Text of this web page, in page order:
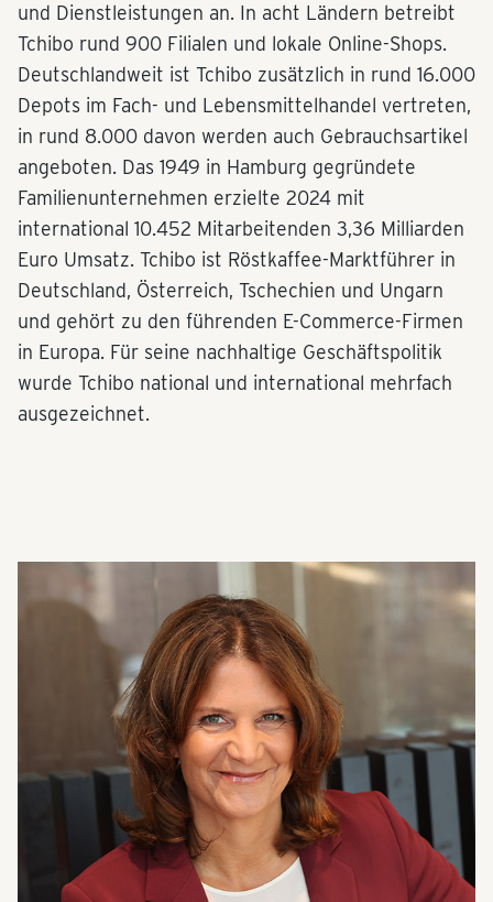
und Dienstleistungen an. In acht Ländern betreibt
Tchibo rund 900 Filialen und lokale Online-Shops.
Deutschlandweit ist Tchibo zusätzlich in rund 16.000
Depots im Fach- und Lebensmittelhandel vertreten,
in rund 8.000 davon werden auch Gebrauchsartikel
angeboten. Das 1949 in Hamburg gegründete
Familienunternehmen erzielte 2024 mit
international 10.452 Mitarbeitenden 3,36 Milliarden
Euro Umsatz. Tchibo ist Röstkaffee-Marktführer in
Deutschland, Österreich, Tschechien und Ungarn
und gehört zu den führenden E-Commerce-Firmen
in Europa. Für seine nachhaltige Geschäftspolitik
wurde Tchibo national und international mehrfach
ausgezeichnet.